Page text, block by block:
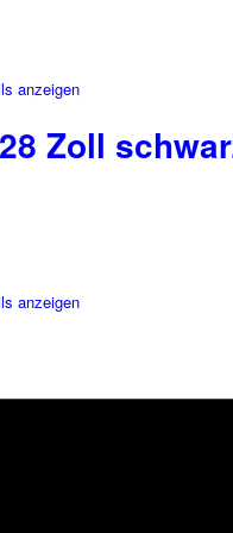
anzeigen
Zoll
anzeigen